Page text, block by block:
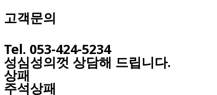
고객문의
Tel. 053-424-5234
성심성의껏 상담해 드립니다.
상패
주석상패